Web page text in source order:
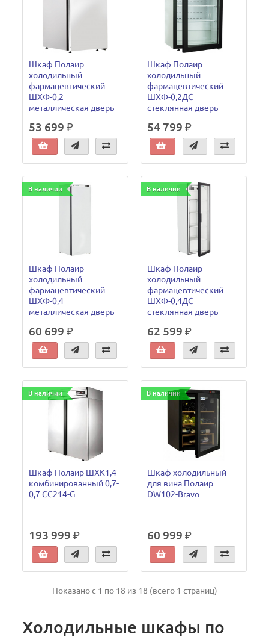
Шкаф Полаир
холодильный
фармацевтический
ШХФ-0,2
металлическая дверь
53 699 ₽
Шкаф Полаир
холодильный
фармацевтический
ШХФ-0,2ДС
стеклянная дверь
54 799 ₽
В наличии
Шкаф Полаир
холодильный
фармацевтический
ШХФ-0,4
металлическая дверь
60 699 ₽
В наличии
Шкаф Полаир
холодильный
фармацевтический
ШХФ-0,4ДС
стеклянная дверь
62 599 ₽
В наличии
Шкаф Полаир ШХК1,4
комбинированный 0,7-
0,7 CC214-G
193 999 ₽
В наличии
Шкаф холодильный
для вина Полаир
DW102-Bravo
60 999 ₽
Показано с 1 по 18 из 18 (всего 1 страниц)
Холодильные шкафы по